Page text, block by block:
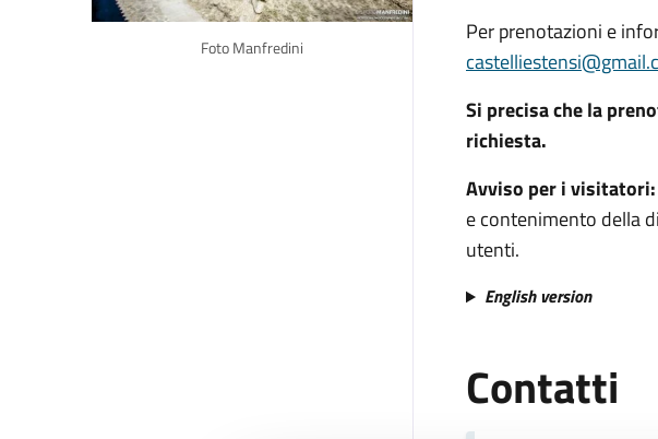
Foto Manfredini
Per prenotazioni e
Si precisa che la
richiesta.
Avviso per i visitatori:
e contenimento della
utenti.
English version
Contatti